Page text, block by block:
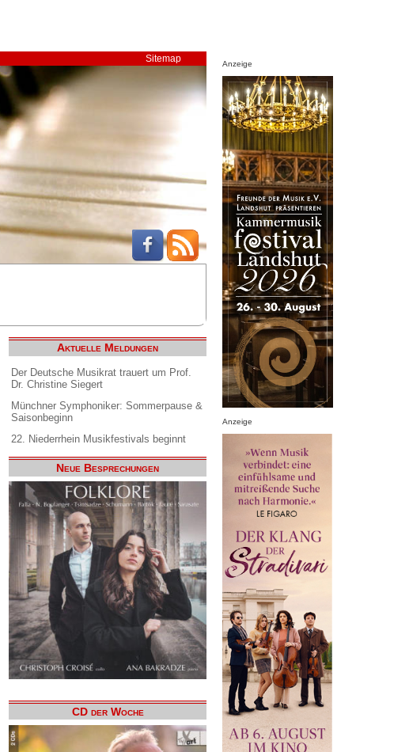
Sitemap
Aktuelle Meldungen
Der Deutsche Musikrat trauert um Prof.
Dr. Christine Siegert
Münchner Symphoniker: Sommerpause &
Saisonbeginn
22. Niederrhein Musikfestivals beginnt
Neue Besprechungen
CD der Woche
Anzeige
Anzeige